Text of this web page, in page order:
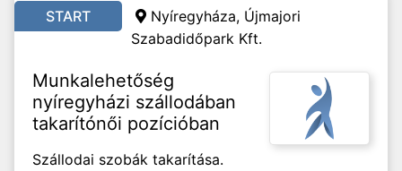
START Nyíregyháza, Újmajori
Szabadidőpark Kft.
Munkalehetőség
nyíregyházi szállodában
takarítónői pozícióban
Szállodai szobák takarítása.